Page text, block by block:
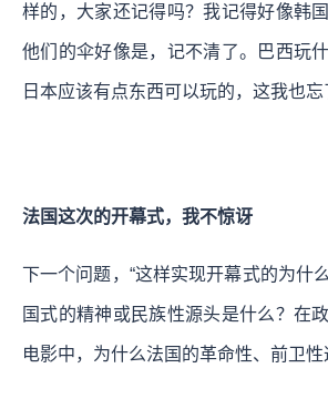
样的，大家还记得吗？我记得好像韩
他们的伞好像是，记不清了。巴西玩
日本应该有点东西可以玩的，这我也
法国这次的开幕式，我不惊讶
下一个问题，“这样实现开幕式的为什
国式的精神或民族性源头是什么？在
电影中，为什么法国的革命性、前卫性